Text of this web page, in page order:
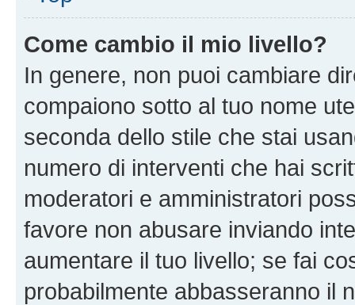
Come cambio il mio livello?
In genere, non puoi cambiare
compaiono sotto al tuo nome
seconda dello stile che stai
numero di interventi che hai
moderatori e amministratori
favore non abusare inviando
aumentare il tuo livello; se fai
probabilmente abbasseranno il